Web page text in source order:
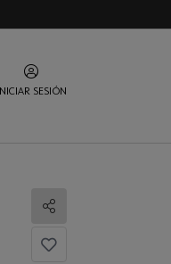
INICIAR SESIÓN
Compartir